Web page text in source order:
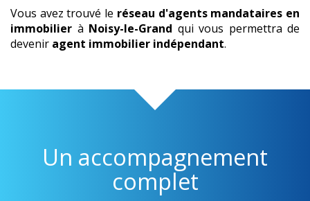
Vous avez trouvé le réseau d'agents mandataires en
immobilier à Noisy-le-Grand qui vous permettra de
devenir agent immobilier indépendant.
Un accompagnement
complet